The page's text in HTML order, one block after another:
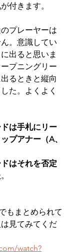
付きます。
プレーヤーは
。意識してい
出ると思いま
プニングリー
るときと縦向
た。よくよく
は手札にリー
プアナー（A、
はそれを否定
。
もまとめられて
見てみてくだ
watch?